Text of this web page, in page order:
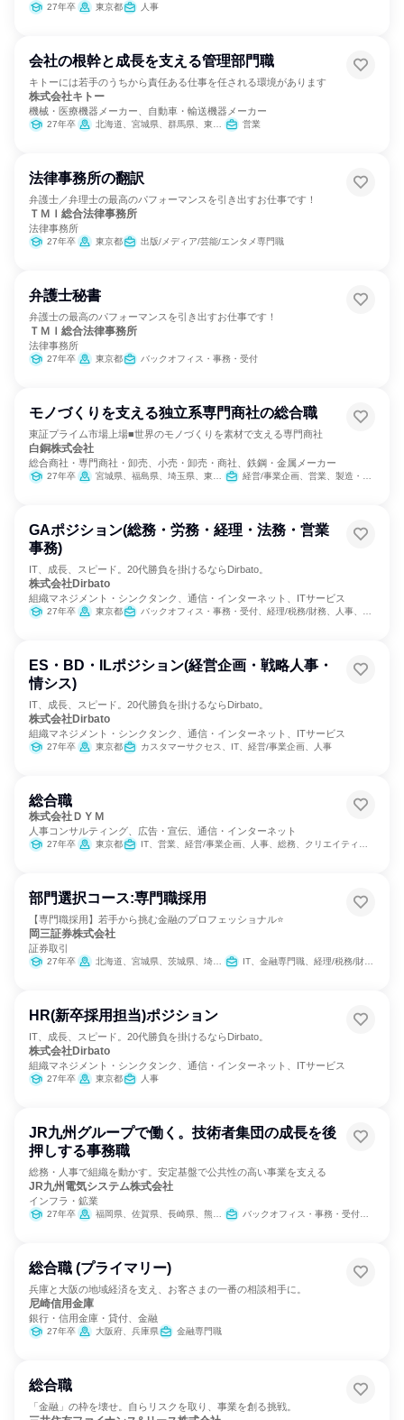
27年卒 東京都 人事
会社の根幹と成長を支える管理部門職
キトーには若手のうちから責任ある仕事を任される環境があります
株式会社キトー
機械・医療機器メーカー、自動車・輸送機器メーカー
27年卒 北海道、宮城県、群馬県、東京都、富山県、山梨県、静岡県、愛知県、大阪府、岡山県、福岡県 営業
法律事務所の翻訳
弁護士／弁理士の最高のパフォーマンスを引き出すお仕事です！
ＴＭＩ総合法律事務所
法律事務所
27年卒 東京都 出版/メディア/芸能/エンタメ専門職
弁護士秘書
弁護士の最高のパフォーマンスを引き出すお仕事です！
ＴＭＩ総合法律事務所
法律事務所
27年卒 東京都 バックオフィス・事務・受付
モノづくりを支える独立系専門商社の総合職
東証プライム市場上場■世界のモノづくりを素材で支える専門商社
白銅株式会社
総合商社・専門商社・卸売、小売・卸売・商社、鉄鋼・金属メーカー
27年卒 宮城県、福島県、埼玉県、東京都、神奈川県、愛知県、滋賀県、大阪府、広島県、佐賀県 経営/事業企画、営業、製造・生産工程、経理/税務/財務、人事、総務、IT、商品企画、マーケティング・広告・宣伝
GAポジション(総務・労務・経理・法務・営業
事務)
IT、成長、スピード。20代勝負を掛けるならDirbato。
株式会社Dirbato
組織マネジメント・シンクタンク、通信・インターネット、ITサービス
27年卒 東京都 バックオフィス・事務・受付、経理/税務/財務、人事、総務、法務/知財
ES・BD・ILポジション(経営企画・戦略人事・
情シス)
IT、成長、スピード。20代勝負を掛けるならDirbato。
株式会社Dirbato
組織マネジメント・シンクタンク、通信・インターネット、ITサービス
27年卒 東京都 カスタマーサクセス、IT、経営/事業企画、人事
総合職
株式会社ＤＹＭ
人事コンサルティング、広告・宣伝、通信・インターネット
27年卒 東京都 IT、営業、経営/事業企画、人事、総務、クリエイティブ/デザイン職、商品企画、マーケティング・広告・宣伝、カスタマーサクセス
部門選択コース:専門職採用
【専門職採用】若手から挑む金融のプロフェッショナル⭐
岡三証券株式会社
証券取引
27年卒 北海道、宮城県、茨城県、埼玉県、千葉県、東京都、神奈川県、石川県、岐阜県、静岡県、愛知県、三重県、京都府、大阪府、兵庫県、奈良県、和歌山県、岡山県、広島県、山口県、愛媛県、福岡県、熊本県 IT、金融専門職、経理/税務/財務、人事、法務/知財
HR(新卒採用担当)ポジション
IT、成長、スピード。20代勝負を掛けるならDirbato。
株式会社Dirbato
組織マネジメント・シンクタンク、通信・インターネット、ITサービス
27年卒 東京都 人事
JR九州グループで働く。技術者集団の成長を後
押しする事務職
総務・人事で組織を動かす。安定基盤で公共性の高い事業を支える
JR九州電気システム株式会社
インフラ・鉱業
27年卒 福岡県、佐賀県、長崎県、熊本県、大分県、宮崎県、鹿児島県 バックオフィス・事務・受付、経営/事業企画
総合職 (プライマリー)
兵庫と大阪の地域経済を支え、お客さまの一番の相談相手に。
尼崎信用金庫
銀行・信用金庫・貸付、金融
27年卒 大阪府、兵庫県 金融専門職
総合職
「金融」の枠を壊せ。自らリスクを取り、事業を創る挑戦。